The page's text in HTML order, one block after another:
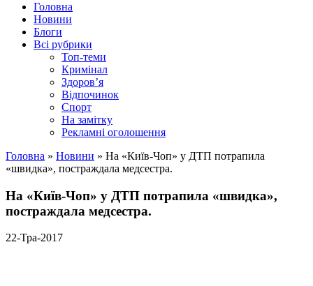
Головна
Новини
Блоги
Всі рубрики
Топ-теми
Кримінал
Здоров’я
Відпочинок
Спорт
На замітку
Рекламні оголошення
Головна » Новини » На «Київ-Чоп» у ДТП потрапила
«швидка», постраждала медсестра.
На «Київ-Чоп» у ДТП потрапила «швидка»,
постраждала медсестра.
22-Тра-2017